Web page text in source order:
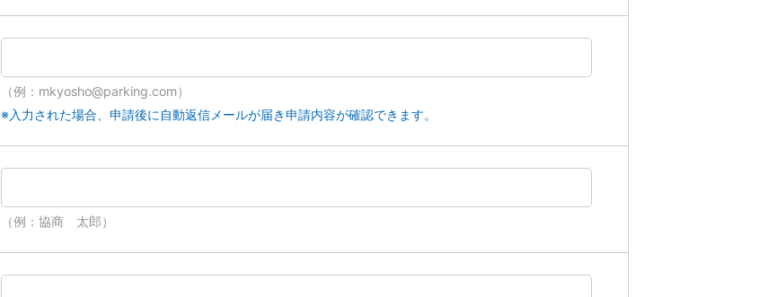
（例：mkyosho@parking.com）
※入力された場合、申請後に自動返信メールが届き申請内容が確認できます。
（例：協商 太郎）